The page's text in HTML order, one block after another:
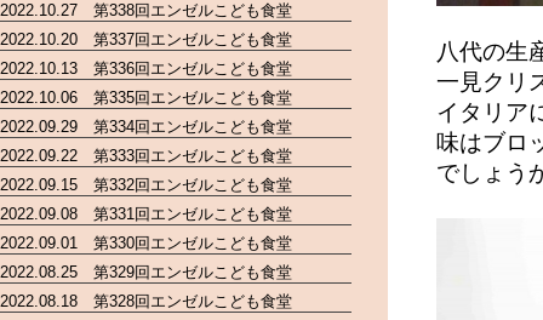
八代の生
一見クリ
イタリア
味はブロ
でしょう
2022.10.27 第338回エンゼルこども食堂
2022.10.20 第337回エンゼルこども食堂
2022.10.13 第336回エンゼルこども食堂
2022.10.06 第335回エンゼルこども食堂
2022.09.29 第334回エンゼルこども食堂
2022.09.22 第333回エンゼルこども食堂
2022.09.15 第332回エンゼルこども食堂
2022.09.08 第331回エンゼルこども食堂
2022.09.01 第330回エンゼルこども食堂
2022.08.25 第329回エンゼルこども食堂
2022.08.18 第328回エンゼルこども食堂